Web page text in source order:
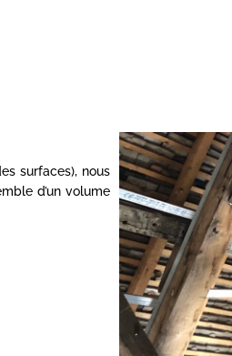
surfaces), nous
d’un volume